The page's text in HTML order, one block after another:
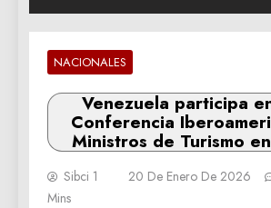
NACIONALES
Venezuela participa
Conferencia
Ministros de Turismo
Sibci 1 20 De Enero De 2026
Mins